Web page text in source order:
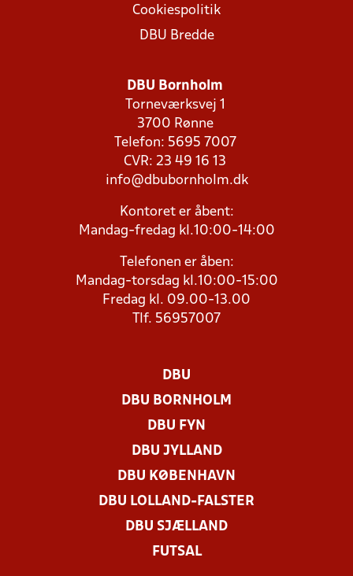
Cookiespolitik
DBU Bredde
DBU Bornholm
Torneværksvej 1
3700 Rønne
Telefon: 5695 7007
CVR: 23 49 16 13
info@dbubornholm.dk
Kontoret er åbent:
Mandag-fredag kl.10:00-14:00
Telefonen er åben:
Mandag-torsdag kl.10:00-15:00
Fredag kl. 09.00-13.00
Tlf. 56957007
DBU
DBU BORNHOLM
DBU FYN
DBU JYLLAND
DBU KØBENHAVN
DBU LOLLAND-FALSTER
DBU SJÆLLAND
FUTSAL